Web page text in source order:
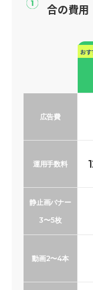
合の費用
おす
広告費
運用手数料
静止画バナー
3〜5枚
動画2〜4本